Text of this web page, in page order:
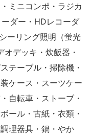
ミニコンポ・ラジカ
ダー・HDレコーダ
ーリング照明（蛍光
デッキ・炊飯器・
テーブル・掃除機・
ケース・スーツケー
自転車・ストーブ・
ール・古紙・衣類・
理器具・鍋・やか